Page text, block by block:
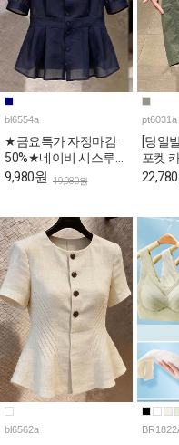
bl6554a
★금요특가 자정마감
50%★네이비 시스루
퍼프 페플럼 블라우스
9,980원 19,980원
pt6031a
[당일
포켓
bl6562a